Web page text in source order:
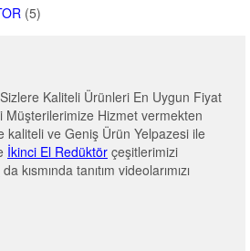
(5)
Kaliteli Ürünleri En Uygun Fiyat
Müşterilerimize Hizmet vermekten
kaliteli ve Geniş Ürün Yelpazesi ile
İkinci El Redüktör çeşitlerimizi
da kısmında tanıtım videolarımızı